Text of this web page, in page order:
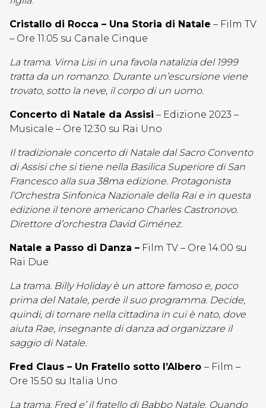
Cristallo di Rocca – Una Storia di Natale – Film TV
– Ore 11:05 su Canale Cinque
La trama. Virna Lisi in una favola natalizia del 1999
tratta da un romanzo. Durante un’escursione viene
trovato, sotto la neve, il corpo di un uomo.
Concerto di Natale da Assisi – Edizione 2023 –
Musicale – Ore 12:30 su Rai Uno
Il tradizionale concerto di Natale dal Sacro Convento
di Assisi che si tiene nella Basilica Superiore di San
Francesco alla sua 38ma edizione. Protagonista
l’Orchestra Sinfonica Nazionale della Rai e in questa
edizione il tenore americano Charles Castronovo.
Direttore d’orchestra David Giménez.
Natale a Passo di Danza – Film TV – Ore 14:00 su
Rai Due
La trama. Billy Holiday è un attore famoso e, poco
prima del Natale, perde il suo programma. Decide,
quindi, di tornare nella cittadina in cui è nato, dove
aiuta Rae, insegnante di danza ad organizzare il
saggio di Natale.
Fred Claus – Un Fratello sotto l’Albero – Film –
Ore 15:50 su Italia Uno
La trama. Fred e’ il fratello di Babbo Natale. Quando